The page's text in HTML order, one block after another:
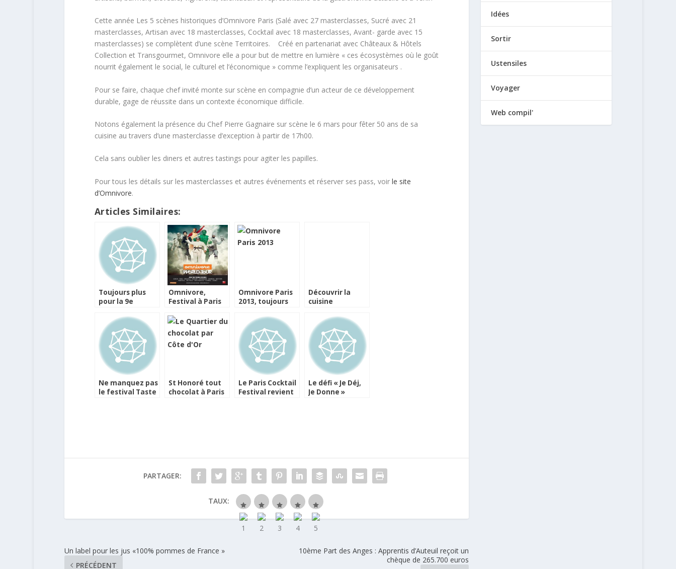
Cette année Les 5 scènes historiques d’Omnivore Paris (Salé avec 27 masterclasses, Sucré avec 21
masterclasses, Artisan avec 18 masterclasses, Cocktail avec 18 masterclasses, Avant- garde avec 15
masterclasses) se complètent d’une scène Territoires. Créé en partenariat avec Châteaux & Hôtels
Collection et Transgourmet, Omnivore elle a pour but de mettre en lumière « ces écosystèmes où le goût
nourrit également le social, le culturel et l’économique » comme l’expliquent les organisateurs .
Pour se faire, chaque chef invité monte sur scène en compagnie d’un acteur de ce développement
durable, gage de réussite dans un contexte économique difficile.
Notons également la présence du Chef Pierre Gagnaire sur scène le 6 mars pour fêter 50 ans de sa
cuisine au travers d’une masterclasse d’exception à partir de 17h00.
Cela sans oublier les diners et autres tastings pour agiter les papilles.
Pour tous les détails sur les masterclasses et autres événements et réserver ses pass, voir le site
d’Omnivore.
Articles Similaires:
Toujours plus
pour la 9e
Omnivore,
Festival à Paris
iPad
Omnivore Paris
2013, toujours
international
Découvrir la
cuisine
avec Les Dîners
Durables
Ne manquez pas
le festival Taste
St Honoré tout
chocolat à Paris
Le Paris Cocktail
Festival revient
Le défi « Je Déj,
Je Donne »
PARTAGER:
TAUX:
Un label pour les jus «100% pommes de France »
PRÉCÉDENT
10ème Part des Anges : Apprentis d’Auteuil reçoit un
chèque de 265.700 euros
Idées
Sortir
Ustensiles
Voyager
Web compil'